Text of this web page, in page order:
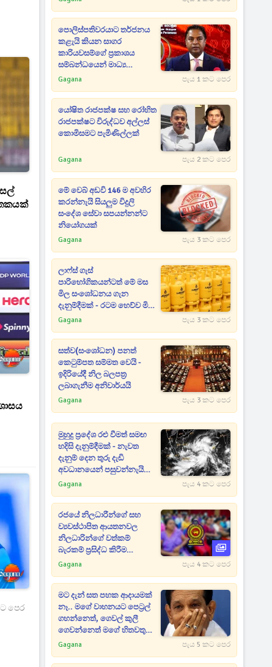
පෙර
පොලිස්පතිවරයාට තර්ජනය
කළැයි කියන සාගර
කාරියවසම්ගේ ප්‍රකාශය
සම්බන්ධයෙන් මාධ්‍ය
ආයතනවලටත් නියෝගයක්
Gagana පැය 1 කට පෙර
යෝෂිත රාජපක්ෂ සහ රෝහිත
රාජපක්ෂට විරුද්ධව අල්ලස්
කොමිසමට පැමිණිල්ලක්
Gagana පැය 2 කට පෙර
මේ වෙබ් අඩවි 146 ම අවහිර
කරන්නැයි සියලුම විදුලි
සංදේශ සේවා සපයන්නන්ට
නියෝගයක්
Gagana පැය 3 කට පෙර
ලාෆ්ස් ගැස්
පාරිභෝගිකයන්ටත් මේ මස
මිල සංශෝධනය ගැන
දැනුම්දීමක් - රටම හෙව්ව මිල
ගණන් මෙන්න
Gagana පැය 3 කට පෙර
සත්ව(සංශෝධන) පනත්
කෙටුම්පත සම්මත වෙයි -
ඉදිරියේදී නිල බලපත්‍ර
ලබාගැනීම අනිවාර්යයි
Gagana පැය 3 කට පෙර
මුහුදු ප්‍රදේශ රළු වීමත් සමඟ
හදිසි දැනුම්දීමක් - නැවත
දැනුම් දෙන තුරු දැඩි
අවධානයෙන් පසුවන්නැයි
දන්වයි
Gagana පැය 4 කට පෙර
රජයේ නිලධාරීන්ගේ සහ
ව්‍යවස්ථාපිත ආයතනවල
නිලධාරින්ගේ වත්කම්
බැරකම් ප්‍රසිද්ධ කිරීම
සම්බන්ධයෙන් සංශෝධනයක්
Gagana පැය 4 කට පෙර
මට දැන් සත පහක ආදායමක්
නෑ.. මගේ වාහනයට පෙට්‍රල්
ගහන්නෙත්, ගෙවල් කුලී
ගෙවන්නෙත් මගේ හිතවතුන්
- දේශපාලනේට ආවැයින් වූ
Gagana පැය 5 කට පෙර